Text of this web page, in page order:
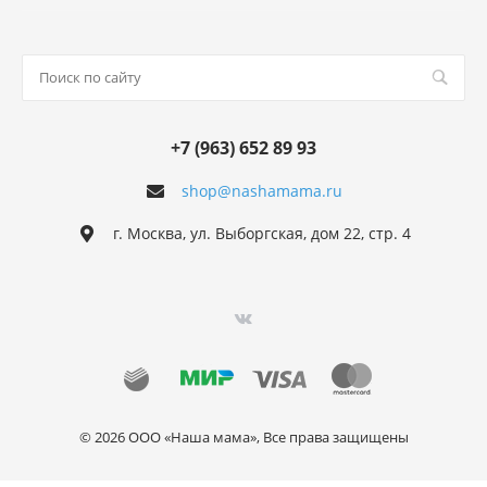
shop@nashamama.ru
+7 (963) 652 89 93
г. Москва, ул. Выборгская, дом 22, стр. 4
© 2026 ООО «Наша мама», Все права защищены